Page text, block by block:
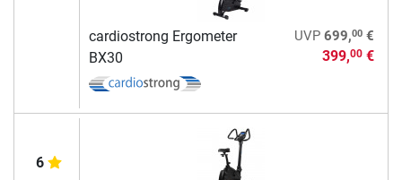
cardiostrong Ergometer
BX30
UVP 699,00€
399,00€
6